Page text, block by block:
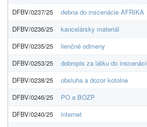
DFBV/0237/25
debna do inscenácie AFRIKA
DFBV/0236/25
kancelársky materiál
DFBV/0235/25
lienčné odmeny
DFBV/0253/25
dobropis za látku do
DFBV/0238/25
obsluha a dozor kotolne
DFBV/0246/25
PO a BOZP
DFBV/0240/25
internet